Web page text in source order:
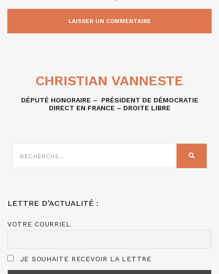
CHRISTIAN VANNESTE
DÉPUTÉ HONORAIRE – PRÉSIDENT DE DÉMOCRATIE
DIRECT EN FRANCE – DROITE LIBRE
SUR
LETTRE D’ACTUALITÉ :
VOTRE COURRIEL
JE SOUHAITE RECEVOIR LA LETTRE